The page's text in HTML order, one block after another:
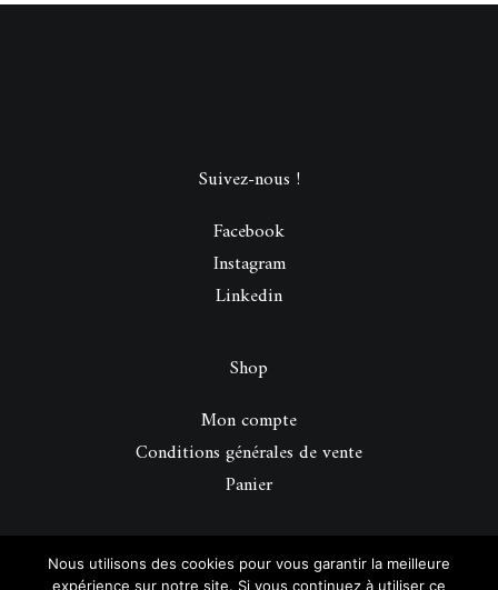
© 2026 Be Perfect Magazine.| Tous droits réservés.
Suivez-nous !
Facebook
Instagram
Linkedin
Shop
Mon compte
Conditions générales de vente
Panier
Nous utilisons des cookies pour vous garantir la meilleure
expérience sur notre site. Si vous continuez à utiliser ce